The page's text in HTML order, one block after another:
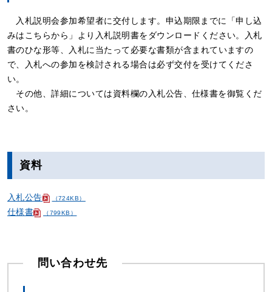
入札説明会参加希望者に交付します。申込期限までに「申し込
みはこちらから」より入札説明書をダウンロードください。入札
書のひな形等、入札に当たって必要な書類が含まれていますの
で、入札への参加を検討される場合は必ず交付を受けてくださ
い。
その他、詳細については資料欄の入札公告、仕様書を御覧くだ
さい。
資料
入札公告 （724KB）
仕様書 （799KB）
問い合わせ先